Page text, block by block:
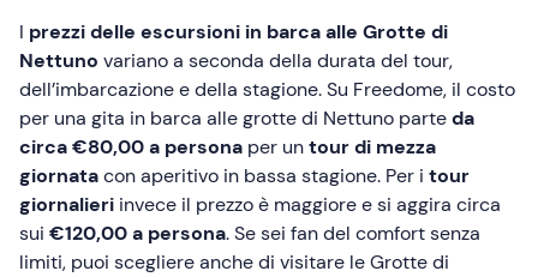
I prezzi delle escursioni in barca alle Grotte di
Nettuno variano a seconda della durata del tour,
dell’imbarcazione e della stagione. Su Freedome, il costo
per una gita in barca alle grotte di Nettuno parteda
circa €80,00 a persona per untour di mezza
giornatacon aperitivo in bassa stagione. Per i tour
giornalieri invece il prezzo è maggiore e si aggira circa
sui €120,00 a persona. Se sei fan del comfort senza
limiti, puoi scegliere anche di visitare le Grotte di